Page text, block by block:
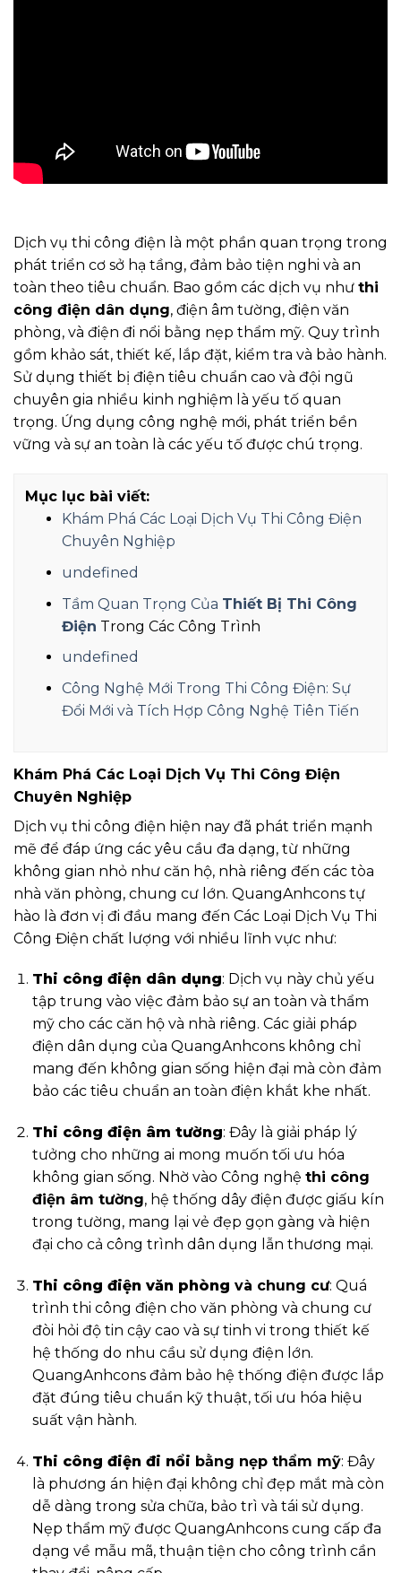
Dịch vụ thi công điện là một phần quan trọng trong
phát triển cơ sở hạ tầng, đảm bảo tiện nghi và an
toàn theo tiêu chuẩn. Bao gồm các dịch vụ như thi
công điện dân dụng, điện âm tường, điện văn
phòng, và điện đi nổi bằng nẹp thẩm mỹ. Quy trình
gồm khảo sát, thiết kế, lắp đặt, kiểm tra và bảo hành.
Sử dụng thiết bị điện tiêu chuẩn cao và đội ngũ
chuyên gia nhiều kinh nghiệm là yếu tố quan
trọng. Ứng dụng công nghệ mới, phát triển bền
vững và sự an toàn là các yếu tố được chú trọng.
Mục lục bài viết:
Khám Phá Các Loại Dịch Vụ Thi Công Điện
Chuyên Nghiệp
undefined
Tầm Quan Trọng Của Thiết Bị Thi Công
Điện Trong Các Công Trình
undefined
Công Nghệ Mới Trong Thi Công Điện: Sự
Đổi Mới và Tích Hợp Công Nghệ Tiên Tiến
Khám Phá Các Loại Dịch Vụ Thi Công Điện
Chuyên Nghiệp
Dịch vụ thi công điện hiện nay đã phát triển mạnh
mẽ để đáp ứng các yêu cầu đa dạng, từ những
không gian nhỏ như căn hộ, nhà riêng đến các tòa
nhà văn phòng, chung cư lớn. QuangAnhcons tự
hào là đơn vị đi đầu mang đến Các Loại Dịch Vụ Thi
Công Điện chất lượng với nhiều lĩnh vực như:
Thi công điện dân dụng: Dịch vụ này chủ yếu
tập trung vào việc đảm bảo sự an toàn và thẩm
mỹ cho các căn hộ và nhà riêng. Các giải pháp
điện dân dụng của QuangAnhcons không chỉ
mang đến không gian sống hiện đại mà còn đảm
bảo các tiêu chuẩn an toàn điện khắt khe nhất.
Thi công điện âm tường: Đây là giải pháp lý
tưởng cho những ai mong muốn tối ưu hóa
không gian sống. Nhờ vào Công nghệ thi công
điện âm tường, hệ thống dây điện được giấu kín
trong tường, mang lại vẻ đẹp gọn gàng và hiện
đại cho cả công trình dân dụng lẫn thương mại.
Thi công điện văn phòng và chung cư: Quá
trình thi công điện cho văn phòng và chung cư
đòi hỏi độ tin cậy cao và sự tinh vi trong thiết kế
hệ thống do nhu cầu sử dụng điện lớn.
QuangAnhcons đảm bảo hệ thống điện được lắp
đặt đúng tiêu chuẩn kỹ thuật, tối ưu hóa hiệu
suất vận hành.
Thi công điện đi nổi bằng nẹp thẩm mỹ: Đây
là phương án hiện đại không chỉ đẹp mắt mà còn
dễ dàng trong sửa chữa, bảo trì và tái sử dụng.
Nẹp thẩm mỹ được QuangAnhcons cung cấp đa
dạng về mẫu mã, thuận tiện cho công trình cần